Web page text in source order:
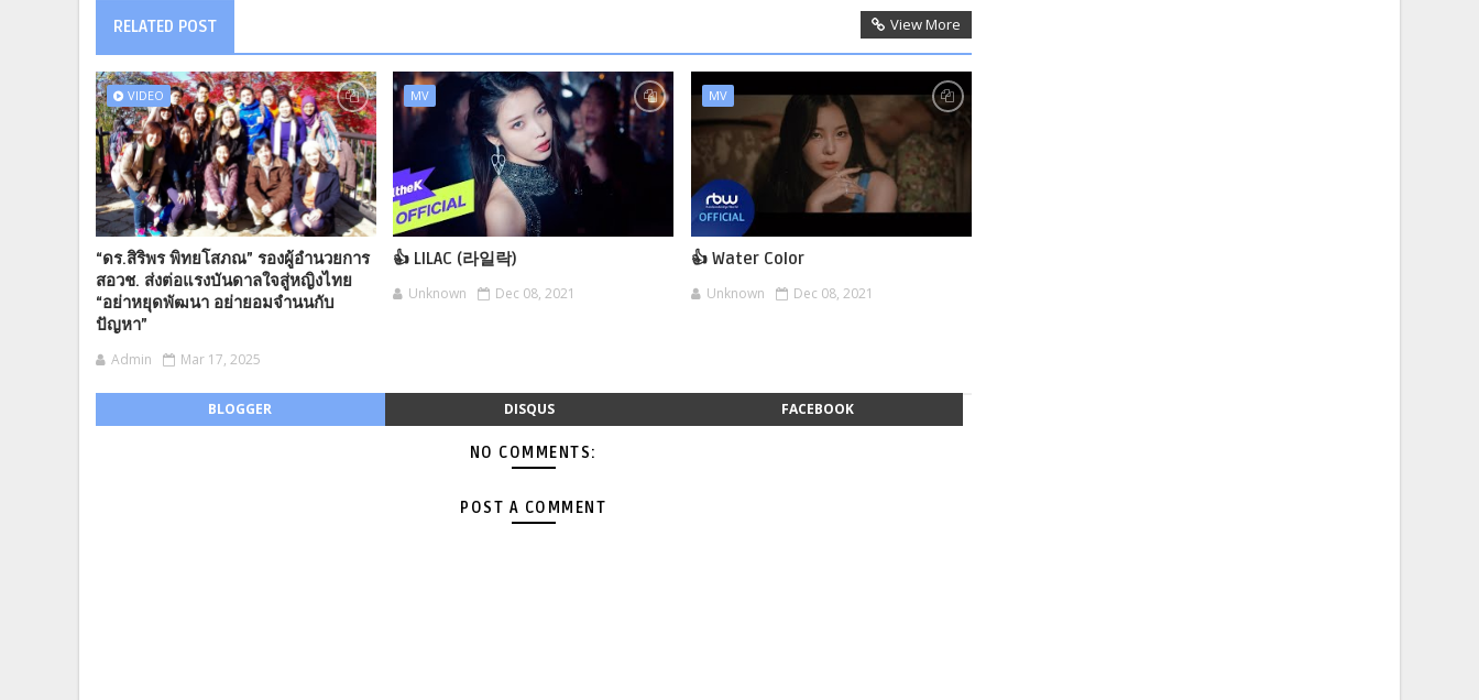
RELATED POST View More
VIDEO
“ดร.สิริพร พิทยโสภณ” รองผู้อำนวยการ
สอวช. ส่งต่อแรงบันดาลใจสู่หญิงไทย
“อย่าหยุดพัฒนา อย่ายอมจำนนกับ
ปัญหา”
Admin Mar 17, 2025
MV
👍 LILAC (라일락)
Unknown Dec 08, 2021
MV
👍 Water Color
Unknown Dec 08, 2021
BLOGGER DISQUS FACEBOOK
NO COMMENTS:
POST A COMMENT